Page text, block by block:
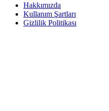
Hakkımızda
Kullanım Şartları
Gizlilik Politikası